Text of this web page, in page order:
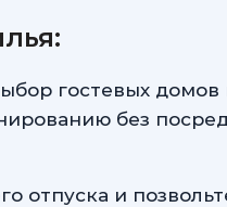
гостевых
без
отпуска и